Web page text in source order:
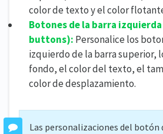
color de texto y el color
Botones de la barra
buttons): Personalice los
izquierdo de la barra superior,
fondo, el color del texto, el
color de desplazamiento.
Las personalizaciones del botón